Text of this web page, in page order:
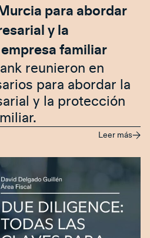
para abordar
y la
familiar
reunieron en
para abordar la
y la protección
Leer más